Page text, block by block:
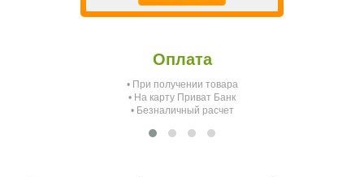
Оплата
• При получении товара
• На карту Приват Банк
• Безналичный расчет